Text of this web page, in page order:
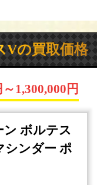
Vの買取価格
1,300,000円
ン ボルテス
シンダー ポ